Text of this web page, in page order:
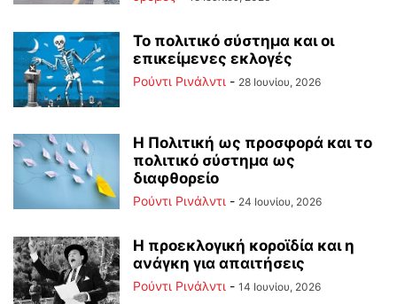
Το πολιτικό σύστημα και οι
επικείμενες εκλογές
Ρούντι Ρινάλντι - 28 Ιουνίου, 2026
Η Πολιτική ως προσφορά και το
πολιτικό σύστημα ως
διαφθορείο
Ρούντι Ρινάλντι - 24 Ιουνίου, 2026
Η προεκλογική κοροϊδία και η
ανάγκη για απαιτήσεις
Ρούντι Ρινάλντι - 14 Ιουνίου, 2026